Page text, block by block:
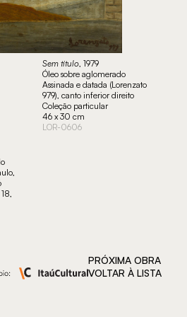
Sem título, 1979
Óleo sobre aglomerado
Assinada e datada (Lorenzato
979), canto inferior direito
Coleção particular
46 x 30 cm
LOR-0606
PRÓXIMA OBRA
VOLTAR À LISTA